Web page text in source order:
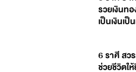
รวยเงินท
เป็นเงินเป็
6 ราศี ส
ช่วยชีวิตใ